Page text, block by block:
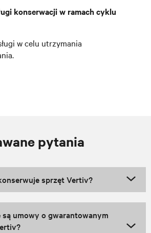
konserwacji w ramach cyklu
w celu utrzymania
pytania
sprzęt Vertiv?
umowy o gwarantowanym